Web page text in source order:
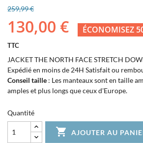
259,99 €
130,00 € ÉCONOMISEZ
TTC
JACKET THE NORTH FACE STRETCH
Expédié en moins de 24H Satisfait ou
Conseil taille : Les manteaux sont en taille
amples et plus longs que ceux d'Europe.
Quantité
 AJOUTER AU